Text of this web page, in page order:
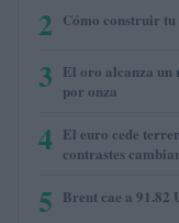
2 Cómo construir
3 El oro alcanza un
por onza
4 El euro cede
contrastes
5 Brent cae a 91.82